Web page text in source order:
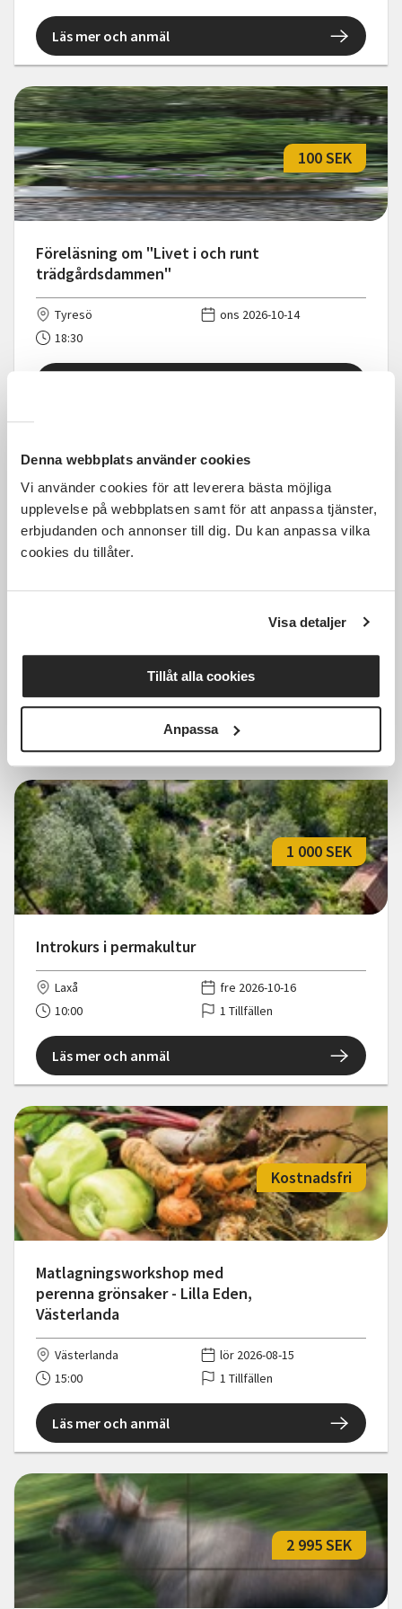
Denna webbplats använder cookies
Vi använder cookies för att leverera bästa möjliga
upplevelse på webbplatsen samt för att anpassa tjänster,
erbjudanden och annonser till dig. Du kan anpassa vilka
cookies du tillåter.
Visa detaljer
Tillåt alla cookies
Anpassa
Läs mer och anmäl
Föreläsning om "Livet i och runt
trädgårdsdammen"
100 SEK
Tyresö
ons 2026-10-14
18:30
150 SEK
Distans
sön 2026-08-09
Läs mer och anmäl
Introkurs i permakultur
1 000 SEK
Laxå
fre 2026-10-16
10:00
1 Tillfällen
Läs mer och anmäl
Matlagningsworkshop med
perenna grönsaker - Lilla Eden,
Västerlanda
Kostnadsfri
Västerlanda
lör 2026-08-15
15:00
1 Tillfällen
Läs mer och anmäl
2 995 SEK